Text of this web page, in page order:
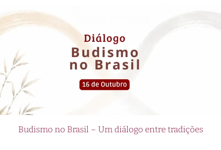
Budismo no Brasil – Um diálogo entre tradições